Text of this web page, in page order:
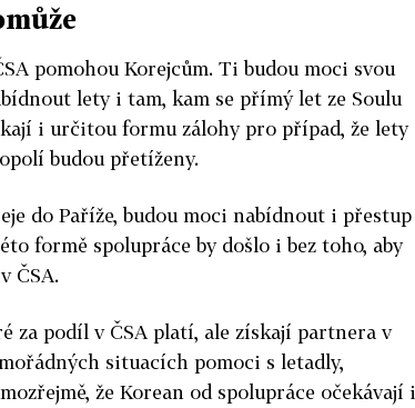
pomohou Korejcům. Ti budou moci svou
lety i tam, kam se přímý let ze Soulu
i určitou formu zálohy pro případ, že lety
budou přetíženy.
do Paříže, budou moci nabídnout i přestup
formě spolupráce by došlo i bez toho, aby
ČSA.
za podíl v ČSA platí, ale získají partnera v
situacích pomoci s letadly,
že Korean od spolupráce očekávají i